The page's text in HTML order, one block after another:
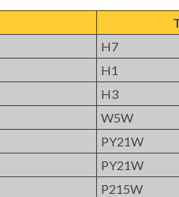
H7
H1
H3
W5W
PY21W
PY21W
P215W